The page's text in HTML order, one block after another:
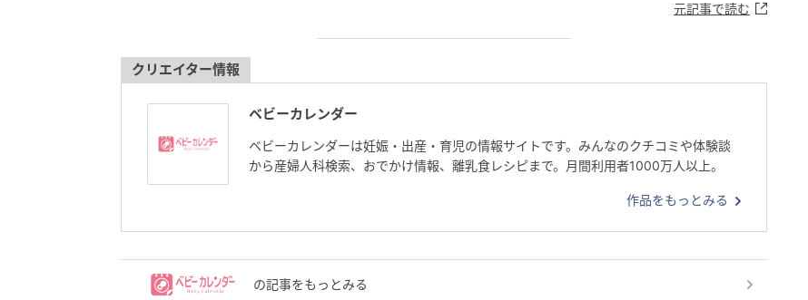
元記事で読む
クリエイター情報
ベビーカレンダー
ベビーカレンダーは妊娠・出産・育児の情報サイトです。みんなのクチコミや体験談
から産婦人科検索、おでかけ情報、離乳食レシピまで。月間利用者1000万人以上。
作品をもっとみる
の記事をもっとみる